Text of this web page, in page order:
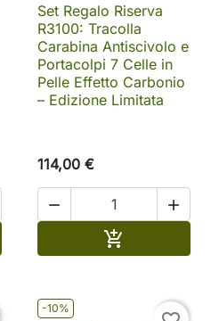
Set Regalo Riserva
R3100: Tracolla
Carabina Antiscivolo e
Portacolpi 7 Celle in
Pelle Effetto Carbonio
– Edizione Limitata
114,00 €
 

-10%